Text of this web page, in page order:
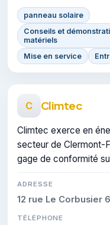
panneau solaire
Conseils et
matériels
Mise en service
C Climtec
Climtec exerce en
secteur de Clermont-
gage de conformité
ADRESSE
12 rue Le Corbusier
TÉLÉPHONE